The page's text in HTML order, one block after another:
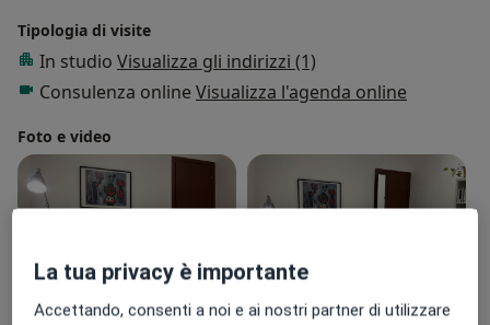
Tipologia di visite
In studio Visualizza gli indirizzi (1)
Consulenza online Visualizza l'agenda online
Foto e video
La tua privacy è importante
Accettando, consenti a noi e ai nostri partner di utilizzare